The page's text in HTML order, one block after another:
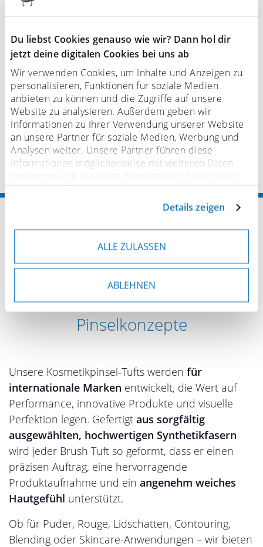
Du liebst Cookies genauso wie wir? Dann hol dir
jetzt deine digitalen Cookies bei uns ab
Wir verwenden Cookies, um Inhalte und Anzeigen zu
personalisieren, Funktionen für soziale Medien
anbieten zu können und die Zugriffe auf unsere
Website zu analysieren. Außerdem geben wir
Informationen zu Ihrer Verwendung unserer Website
an unsere Partner für soziale Medien, Werbung und
Analysen weiter. Unsere Partner führen diese
Informationen möglicherweise mit weiteren Daten
die sie im Rahmen Ihrer Nutzung der Dienste
gesammelt haben. Sofern personenbezogene Daten in
Drittländer übermittelt werden, besteht das Risiko,
dass Behörden auf diese Daten zugreifen und sie
auswerten. Sie können Ihre Einwilligung jederzeit
anpassen oder widerrufen. Weitere Details hierzu
finden Sie in unsererDatenschutzerklärung.
Details zeigen
ALLE ZULASSEN
ABLEHNEN
Individuelle Pinsel
Cosmetic brush tufts
Kosmetikpinsel-Tufts
Individuelle Tufts für innovative
Pinselkonzepte
Unsere Kosmetikpinsel-Tufts werden für
internationale Marken entwickelt, die Wert auf
Performance, innovative Produkte und visuelle
Perfektion legen. Gefertigt aus sorgfältig
ausgewählten, hochwertigen Synthetikfasern
wird jeder Brush Tuft so geformt, dass er einen
präzisen Auftrag, eine hervorragende
Produktaufnahme und ein angenehm weiches
Hautgefühl unterstützt.
Ob für Puder, Rouge, Lidschatten, Contouring,
Blending oder Skincare-Anwendungen – wir bieten